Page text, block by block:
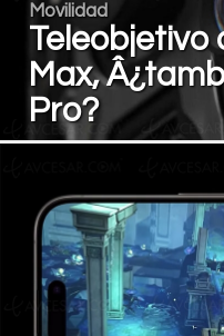
Movilidad
Teleobjetivo
Max,
Pro?